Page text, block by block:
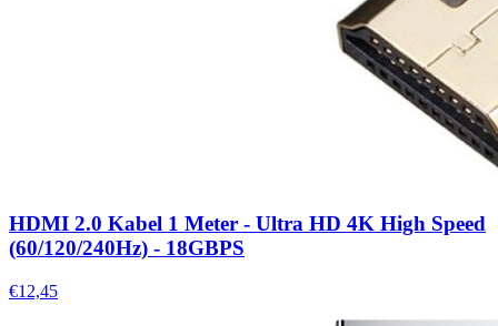
HDMI 2.0 Kabel 1 Meter - Ultra HD 4K High Speed
(60/120/240Hz) - 18GBPS
€12,45